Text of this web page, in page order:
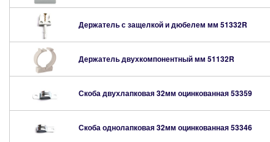
Держатель с защелкой и дюбелем мм 51332R
Держатель двухкомпонентный мм 51132R
Скоба двухлапковая 32мм оцинкованная53359
Скоба однолапковая 32мм оцинкованная53346